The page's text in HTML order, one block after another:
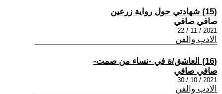
(15) شهادتي حول رواية زرعين
صافي صافي
2021 / 11 / 22
الادب والفن
(16) العاشق/ة في -نساء من صمت-
صافي صافي
2021 / 10 / 30
الادب والفن